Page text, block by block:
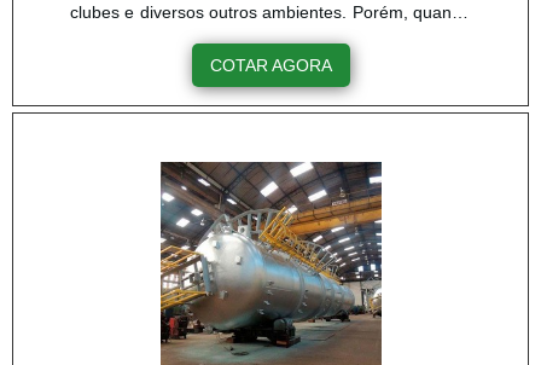
clubes e diversos outros ambientes. Porém, quando
a época de inverno se aproxima, o uso das piscinas
cai e isso ocorre por conta da baixa temperatura
que a água se encontra. Para solucionar esse
método de aquecimento da piscina pode ser feito
em três formas....
COTAR AGORA